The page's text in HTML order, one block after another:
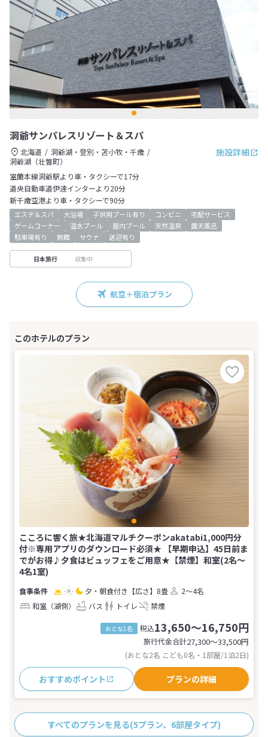
洞爺サンパレスリゾート＆スパ
施設詳細
北海道
洞爺湖・登別・苫小牧・千歳
洞爺湖（壮瞥町）
室蘭本線洞爺駅より車・タクシーで17分
道央自動車道伊達インターより20分
新千歳空港より車・タクシーで90分
エステ＆スパ 大浴場 子供用プール有り コンビニ
宅配サービス
ゲームコーナー
温水プール 屋内プール 天然温泉
露天風呂
駐車場有り
旅館 サウナ 送迎有り
日本旅行 収集中
航空＋宿泊プラン
こころに響く旅★北海道マルチクーポンakatabi1,000円分
付※専用アプリのダウンロード必須★ 【早期申込】45日前ま
でがお得♪夕食はビュッフェをご用意★【禁煙】和室(2名～
4名1室)
夕・朝食付き 【広さ】8畳
2～4名
和室（湖側）
バス トイレ 禁煙
おとな1名 税込13,650～16,750円
旅行代金合計27,300〜33,500円
(おとな2名 こども0名・1部屋/1泊2日)
おすすめポイント プランの詳細
すべてのプランを見る(5プラン、6部屋タイプ)